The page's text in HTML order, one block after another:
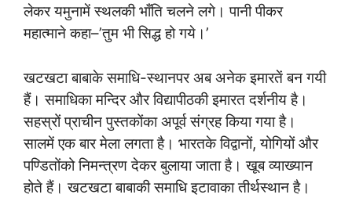
लेकर यमुनामें स्थलकी भाँति चलने लगे। पानी पीकर
महात्माने कहा–’तुम भी सिद्ध हो गये।’
खटखटा बाबाके समाधि-स्थानपर अब अनेक इमारतें बन गयी
हैं। समाधिका मन्दिर और विद्यापीठकी इमारत दर्शनीय है।
सहस्रों प्राचीन पुस्तकोंका अपूर्व संग्रह किया गया है।
सालमें एक बार मेला लगता है। भारतके विद्वानों, योगियों और
पण्डितोंको निमन्त्रण देकर बुलाया जाता है। खूब व्याख्यान
होते हैं। खटखटा बाबाकी समाधि इटावाका तीर्थस्थान है।